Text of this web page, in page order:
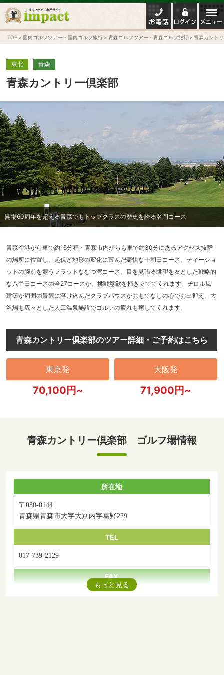
TOP 国内ゴルフツアー・国内ゴルフ旅行 青森ゴルフツアー・青森ゴルフ旅行 青森カント
東北 青森
青森カントリー倶楽部
開場60周年を超える青森でもトップクラスの歴史を誇る名門コース
青森空港から車で約15分程・青森市内からも車で約30分にあるアクセス抜群
の場所に位置し、起伏と地形の変化に富んだ豪快な十和田コース、ティーショ
ットの腕前を競うフラットなむつ湾コース、目を見張る眺望を友とした戦略的
な八甲田コースの全27コースが、挑戦意欲を掻き立ててくれます。チロル風
建築が周囲の景観に溶け込んだクラブハウスがおもてなしの心でお出迎え。大
浴場も広々とした人工温泉施設でゴルフの疲れも癒してくれます。
青森カントリー倶楽部のツアー詳細・ご予約はこちら
東京発
70,100円~
大阪発
71,900円~
青森カントリー倶楽部 ゴルフ場情報
所在地
〒030-0144
青森県青森市大字大別内字葛野229
TEL
017-739-2129
FAX
もっと見る